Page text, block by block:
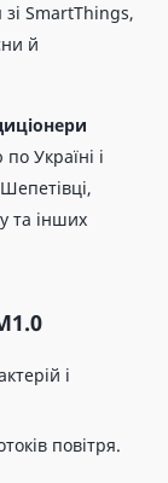
SmartThings,
й
Україні і
та інших
і
повітря.